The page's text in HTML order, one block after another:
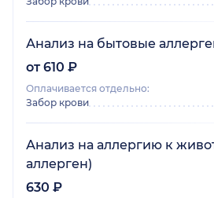
Анализ на бытовые
от 610 ₽
Оплачивается отдельно:
Забор крови
Анализ на аллергию к
аллерген)
630 ₽